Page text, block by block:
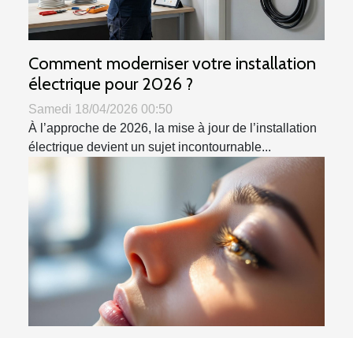
Comment moderniser votre installation
électrique pour 2026 ?
Samedi 18/04/2026 00:50
À l’approche de 2026, la mise à jour de l’installation
électrique devient un sujet incontournable...